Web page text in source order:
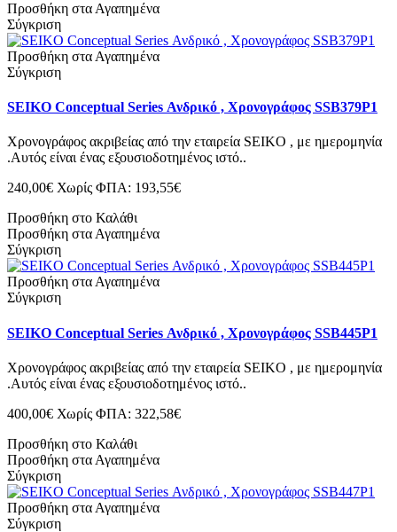
Προσθήκη στα Αγαπημένα
Σύγκριση
Προσθήκη στα Αγαπημένα
Σύγκριση
SEIKO Conceptual Series Ανδρικό , Χρονογράφος SSB379P1
Χρονογράφος ακριβείας από την εταιρεία SEIKO , με ημερομηνία
.Αυτός είναι ένας εξουσιοδοτημένος ιστό..
240,00€ Χωρίς ΦΠΑ: 193,55€
Προσθήκη στο Καλάθι
Προσθήκη στα Αγαπημένα
Σύγκριση
Προσθήκη στα Αγαπημένα
Σύγκριση
SEIKO Conceptual Series Ανδρικό , Χρονογράφος SSB445P1
Χρονογράφος ακριβείας από την εταιρεία SEIKO , με ημερομηνία
.Αυτός είναι ένας εξουσιοδοτημένος ιστό..
400,00€ Χωρίς ΦΠΑ: 322,58€
Προσθήκη στο Καλάθι
Προσθήκη στα Αγαπημένα
Σύγκριση
Προσθήκη στα Αγαπημένα
Σύγκριση